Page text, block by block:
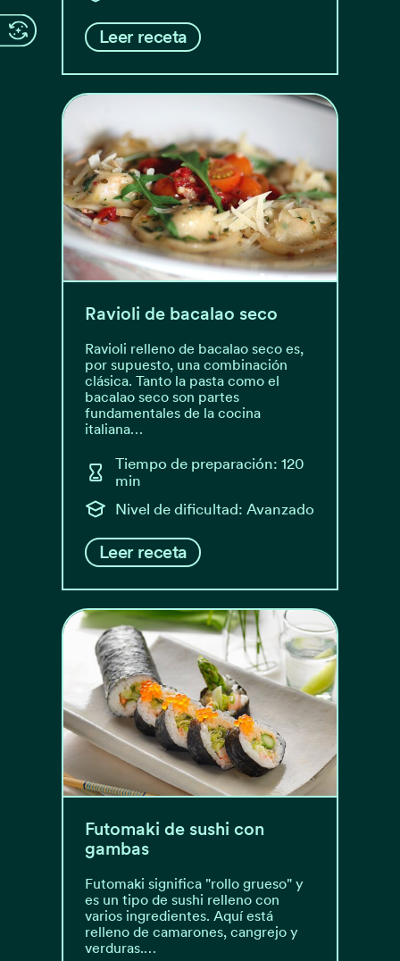
Leer receta
Ravioli de bacalao seco
Ravioli relleno de bacalao seco es,
por supuesto, una combinación
clásica. Tanto la pasta como el
bacalao seco son partes
fundamentales de la cocina
italiana…
Tiempo de preparación: 120
min
Nivel de dificultad: Avanzado
Leer receta
Futomaki de sushi con
gambas
Futomaki significa "rollo grueso" y
es un tipo de sushi relleno con
varios ingredientes. Aquí está
relleno de camarones, cangrejo y
verduras.…